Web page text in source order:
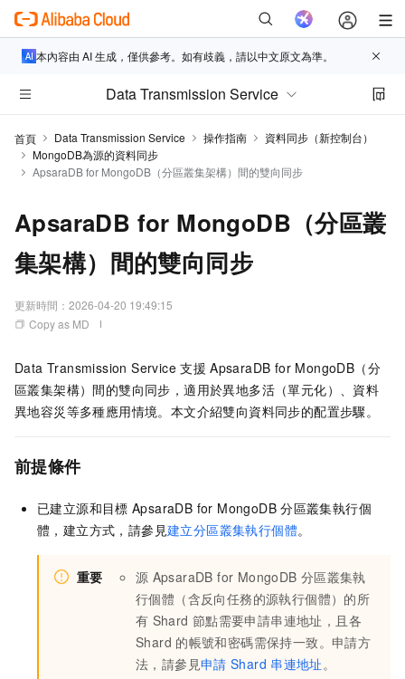
本內容由 AI 生成，僅供參考。如有歧義，請以中文原文為準。
Data Transmission Service
首頁 Data Transmission Service 操作指南
資料同步（新控制台）
MongoDB為源的資料同步
ApsaraDB for MongoDB（分區叢集架構）間的雙向同步
ApsaraDB for MongoDB（分區叢
集架構）間的雙向同步
更新時間： 2026-04-20 19:49:15
Copy as MD
Data Transmission Service 支援 ApsaraDB for MongoDB （分
區叢集架構）間的雙向同步，適用於異地多活（單元化）、資料
異地容災等多種應用情境。本文介紹雙向資料同步的配置步驟。
前提條件
已建立源和目標 ApsaraDB for MongoDB 分區叢集執行個
體，建立方式，請參見建立分區叢集執行個體。
重要 源 ApsaraDB for MongoDB 分區叢集執
行個體（含反向任務的源執行個體）的所
有 Shard 節點需要申請串連地址，且各
Shard 的帳號和密碼需保持一致。申請方
法，請參見申請 Shard 串連地址。